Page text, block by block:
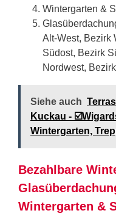
Wintergarten &
Alt-West, Bezirk
Südost, Bezirk
Nordwest,
Siehe auch
Kuckau -
Wintergarten,
Bezahlbare
Wintergarten &